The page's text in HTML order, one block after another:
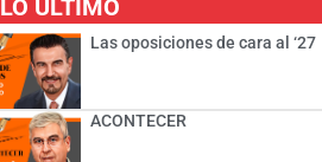
LO ÚLTIMO
Las oposiciones de cara al ‘27
ACONTECER